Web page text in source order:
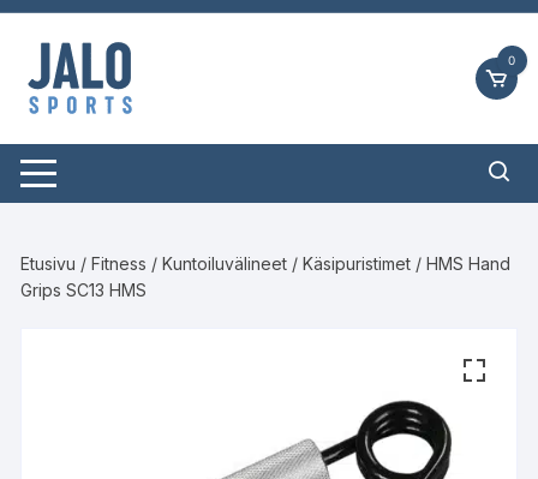
Siirry
suoraan
sisältöön
0
Etusivu /Fitness /Kuntoiluvälineet /Käsipuristimet / HMS Hand
Grips SC13 HMS